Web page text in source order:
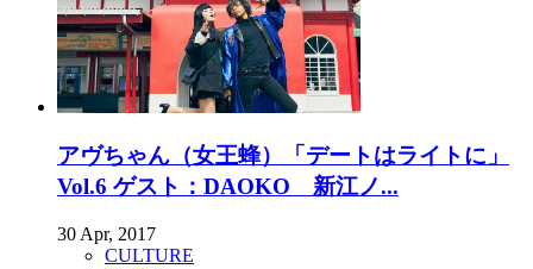
アヴちゃん（女王蜂）「デートはライトに」
Vol.6 ゲスト：DAOKO 新江ノ...
30 Apr, 2017
CULTURE